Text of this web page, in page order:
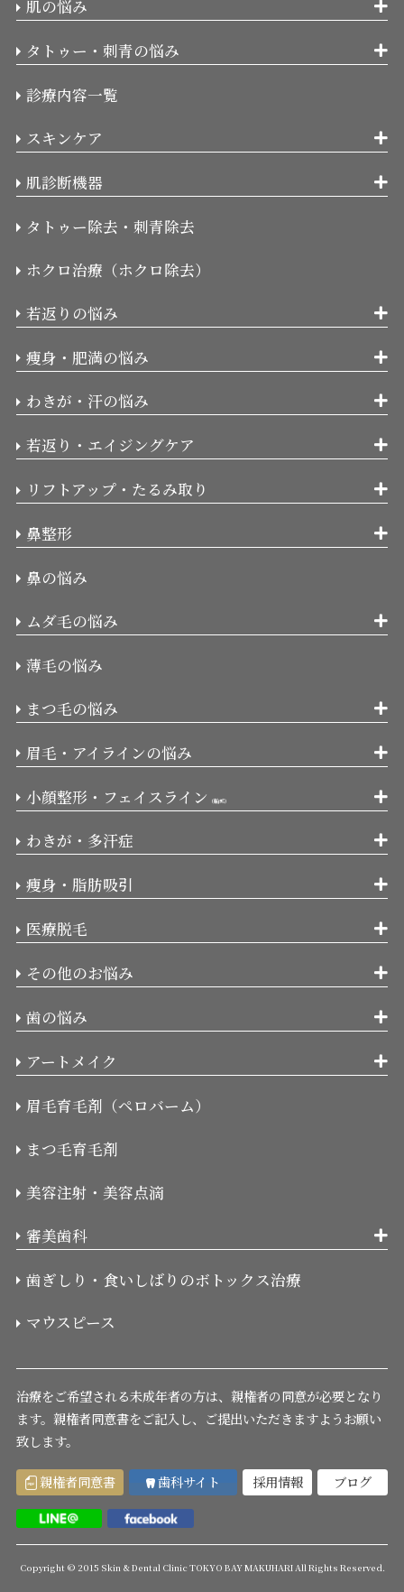
肌の悩み
タトゥー・刺青の悩み
診療内容一覧
スキンケア
肌診断機器
タトゥー除去・刺青除去
ホクロ治療（ホクロ除去）
若返りの悩み
痩身・肥満の悩み
わきが・汗の悩み
若返り・エイジングケア
リフトアップ・たるみ取り
鼻整形
鼻の悩み
ムダ毛の悩み
薄毛の悩み
まつ毛の悩み
眉毛・アイラインの悩み
小顔整形・フェイスライン （輪郭）
わきが・多汗症
痩身・脂肪吸引
医療脱毛
その他のお悩み
歯の悩み
アートメイク
眉毛育毛剤（ペロバーム）
まつ毛育毛剤
美容注射・美容点滴
審美歯科
歯ぎしり・食いしばりのボトックス治療
マウスピース
治療をご希望される未成年者の方は、親権者の同意が必要となり
ます。 親権者同意書をご記入し、ご提出いただきますようお願い
致します。
親権者同意書 歯科サイト 採用情報 ブログ
Copyright © 2015 Skin & Dental Clinic TOKYO BAY MAKUHARI All Rights Reserved.